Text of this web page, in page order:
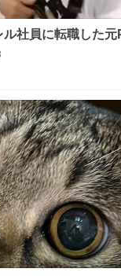
ル社員に転職した
目にして自社の取
まに…………